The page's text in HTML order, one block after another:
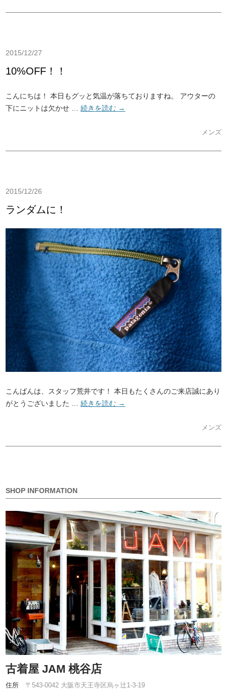
2015/12/27
10%OFF！！
こんにちは！ 本日もグッと気温が落ちておりますね。 アウターの
下にニットは欠かせ …続きを読む →
メンズ
2015/12/26
ランダムに！
こんばんは、スタッフ荒井です！ 本日もたくさんのご来店誠にあり
がとうございました …続きを読む →
メンズ
SHOP INFORMATION
古着屋 JAM 桃谷店
住所 〒543-0042 大阪市天王寺区烏ヶ辻1-3-19